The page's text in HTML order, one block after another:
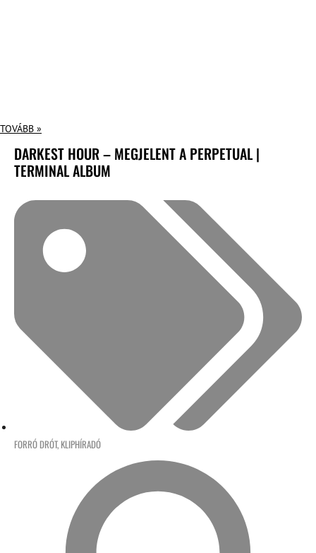
TOVÁBB »
DARKEST HOUR – MEGJELENT A PERPETUAL |
TERMINAL ALBUM
FORRÓ DRÓT, KLIPHÍRADÓ